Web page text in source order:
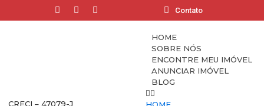
Contato
CRECI – 47079-J
HOME
SOBRE NÓS
ENCONTRE MEU IMÓVEL
ANUNCIAR IMÓVEL
BLOG